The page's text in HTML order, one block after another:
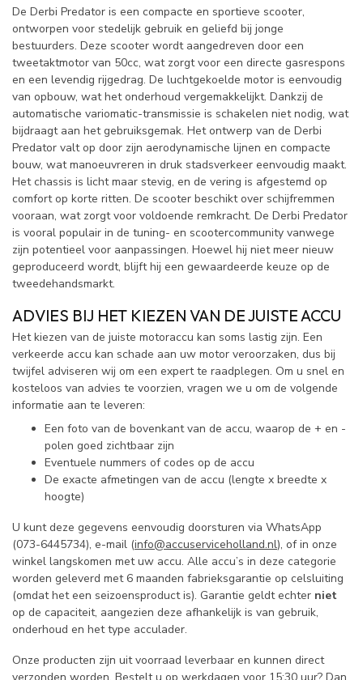
De Derbi Predator is een compacte en sportieve scooter,
ontworpen voor stedelijk gebruik en geliefd bij jonge
bestuurders. Deze scooter wordt aangedreven door een
tweetaktmotor van 50cc, wat zorgt voor een directe gasrespons
en een levendig rijgedrag. De luchtgekoelde motor is eenvoudig
van opbouw, wat het onderhoud vergemakkelijkt. Dankzij de
automatische variomatic-transmissie is schakelen niet nodig, wat
bijdraagt aan het gebruiksgemak. Het ontwerp van de Derbi
Predator valt op door zijn aerodynamische lijnen en compacte
bouw, wat manoeuvreren in druk stadsverkeer eenvoudig maakt.
Het chassis is licht maar stevig, en de vering is afgestemd op
comfort op korte ritten. De scooter beschikt over schijfremmen
vooraan, wat zorgt voor voldoende remkracht. De Derbi Predator
is vooral populair in de tuning- en scootercommunity vanwege
zijn potentieel voor aanpassingen. Hoewel hij niet meer nieuw
geproduceerd wordt, blijft hij een gewaardeerde keuze op de
tweedehandsmarkt.
ADVIES BIJ HET KIEZEN VAN DE JUISTE ACCU
Het kiezen van de juiste motoraccu kan soms lastig zijn. Een
verkeerde accu kan schade aan uw motor veroorzaken, dus bij
twijfel adviseren wij om een expert te raadplegen. Om u snel en
kosteloos van advies te voorzien, vragen we u om de volgende
informatie aan te leveren:
Een foto van de bovenkant van de accu, waarop de + en -
polen goed zichtbaar zijn
Eventuele nummers of codes op de accu
De exacte afmetingen van de accu (lengte x breedte x
hoogte)
U kunt deze gegevens eenvoudig doorsturen via WhatsApp
(073-6445734), e-mail (info@accuserviceholland.nl), of in onze
winkel langskomen met uw accu. Alle accu’s in deze categorie
worden geleverd met 6 maanden fabrieksgarantie op celsluiting
(omdat het een seizoensproduct is). Garantie geldt echter niet
op de capaciteit, aangezien deze afhankelijk is van gebruik,
onderhoud en het type acculader.
Onze producten zijn uit voorraad leverbaar en kunnen direct
verzonden worden. Bestelt u op werkdagen voor 15:30 uur? Dan